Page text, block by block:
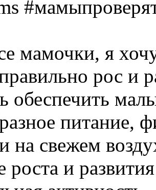
мамочки, я
рос и
обеспечить
питание,
на свежем
и